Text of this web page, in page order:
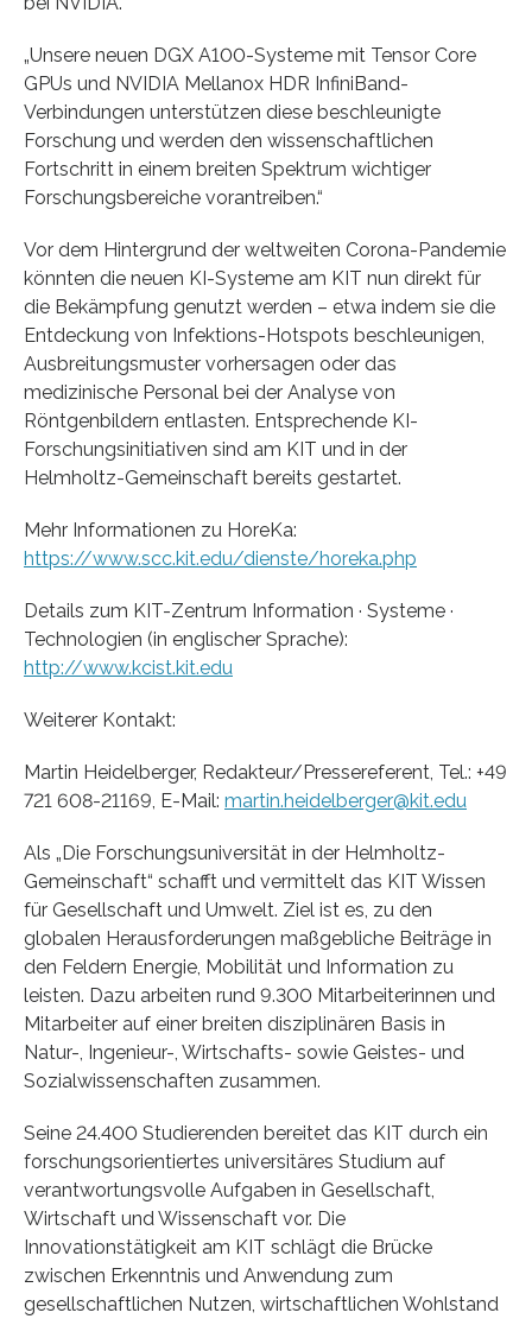
„Unsere neuen DGX A100-Systeme mit Tensor Core
GPUs und NVIDIA Mellanox HDR InfiniBand-
Verbindungen unterstützen diese beschleunigte
Forschung und werden den wissenschaftlichen
Fortschritt in einem breiten Spektrum wichtiger
Forschungsbereiche vorantreiben.“
Vor dem Hintergrund der weltweiten Corona-Pandemie
könnten die neuen KI-Systeme am KIT nun direkt für
die Bekämpfung genutzt werden – etwa indem sie die
Entdeckung von Infektions-Hotspots beschleunigen,
Ausbreitungsmuster vorhersagen oder das
medizinische Personal bei der Analyse von
Röntgenbildern entlasten. Entsprechende KI-
Forschungsinitiativen sind am KIT und in der
Helmholtz-Gemeinschaft bereits gestartet.
Mehr Informationen zu HoreKa:
https://www.scc.kit.edu/dienste/horeka.php
Details zum KIT-Zentrum Information · Systeme ·
Technologien (in englischer Sprache):
http://www.kcist.kit.edu
Weiterer Kontakt:
Martin Heidelberger, Redakteur/Pressereferent, Tel.: +49
721 608-21169, E-Mail: martin.heidelberger@kit.edu
Als „Die Forschungsuniversität in der Helmholtz-
Gemeinschaft“ schafft und vermittelt das KIT Wissen
für Gesellschaft und Umwelt. Ziel ist es, zu den
globalen Herausforderungen maßgebliche Beiträge in
den Feldern Energie, Mobilität und Information zu
leisten. Dazu arbeiten rund 9.300 Mitarbeiterinnen und
Mitarbeiter auf einer breiten disziplinären Basis in
Natur-, Ingenieur-, Wirtschafts- sowie Geistes- und
Sozialwissenschaften zusammen.
Seine 24.400 Studierenden bereitet das KIT durch ein
forschungsorientiertes universitäres Studium auf
verantwortungsvolle Aufgaben in Gesellschaft,
Wirtschaft und Wissenschaft vor. Die
Innovationstätigkeit am KIT schlägt die Brücke
zwischen Erkenntnis und Anwendung zum
gesellschaftlichen Nutzen, wirtschaftlichen Wohlstand